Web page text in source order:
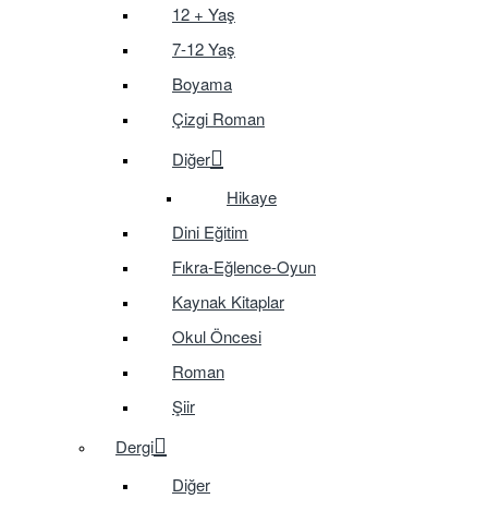
12 + Yaş
7-12 Yaş
Boyama
Çizgi Roman
Diğer
Hikaye
Dini Eğitim
Fıkra-Eğlence-Oyun
Kaynak Kitaplar
Okul Öncesi
Roman
Şiir
Dergi
Diğer